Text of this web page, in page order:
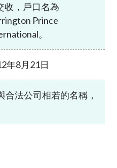
收，戶口名為
Prince
。
年8月21日
合法公司相若的名稱，